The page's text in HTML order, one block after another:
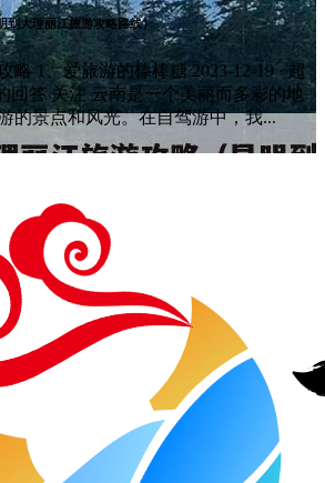
到大理丽江旅游攻略路线）
略 1、爱旅游的棒棒糖 2023-12-19 · 超
回答 关注 云南是一个美丽而多彩的地
的景点和风光。在自驾游中，我...